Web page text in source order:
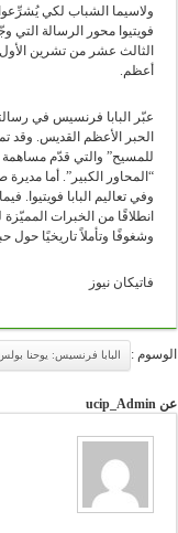
ولاسيما الشباب لكي
فويتيوا محور الرسالة
الثالث عشر من تشرين الأول
أعظم.
عبّر البابا فرنسيس في
الحبر الأعظم القديس. وقد
للمسيح” والتي قدّم مساهمة
“المحاور الكبير”. أما
وفي تعاليم البابا فويتيوا.
انطلاقًا من الخبرات
وشغوفًا وتأملاً تاريخيًا حول
فاتيكان نيوز
الوسوم : البابا فرنسيس: يوحنا
عن ucip_Admin